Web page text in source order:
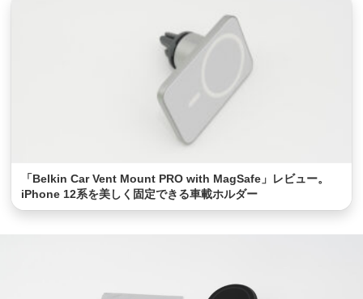
「Belkin Car Vent Mount PRO with MagSafe」レビュー。
iPhone 12系を美しく固定できる車載ホルダー